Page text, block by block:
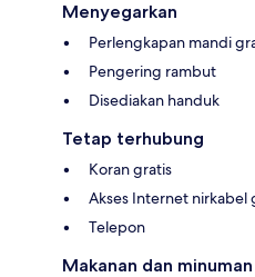
Menyegarkan
Perlengkapan mandi
Pengering rambut
Disediakan handuk
Tetap terhubung
Koran gratis
Akses Internet nirkabel
Telepon
Makanan dan minuman